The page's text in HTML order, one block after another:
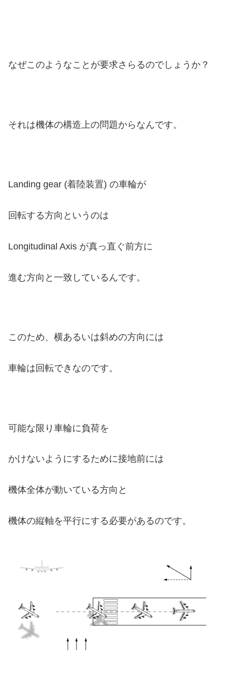
なぜこのようなことが要求さらるのでしょうか？
それは機体の構造上の問題からなんです。
Landing gear (着陸装置) の車輪が
回転する方向というのは
Longitudinal Axis が真っ直ぐ前方に
進む方向と一致しているんです。
このため、横あるいは斜めの方向には
車輪は回転できなのです。
可能な限り車輪に負荷を
かけないようにするために接地前には
機体全体が動いている方向と
機体の縦軸を平行にする必要があるのです。